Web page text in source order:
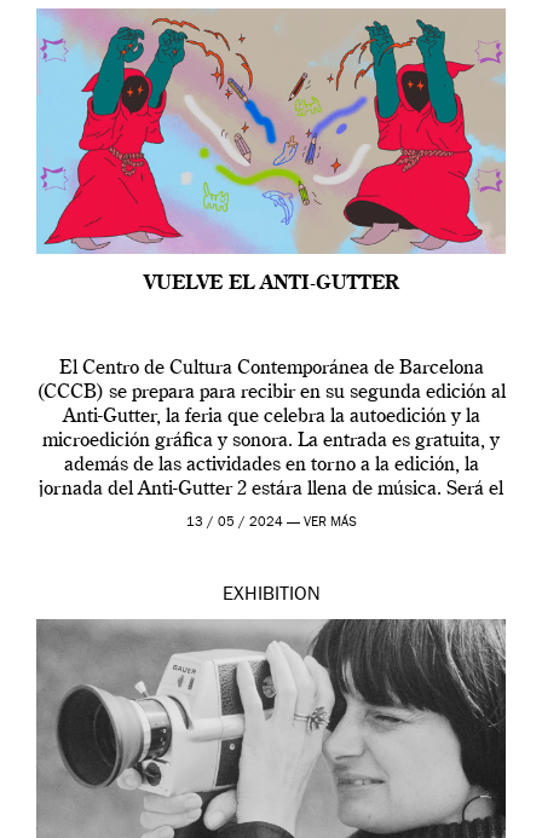
VUELVE EL ANTI-GUTTER
El Centro de Cultura Contemporánea de Barcelona
(CCCB) se prepara para recibir en su segunda edición al
Anti-Gutter, la feria que celebra la autoedición y la
microedición gráfica y sonora. La entrada es gratuita, y
además de las actividades en torno a la edición, la
jornada del Anti-Gutter 2 estára llena de música. Será el
[…]
13 / 05 / 2024 — VER MÁS
EXHIBITION